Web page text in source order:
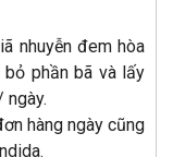
nhuyễn đem hòa
phần bã và lấy
ngày.
hàng ngày cũng